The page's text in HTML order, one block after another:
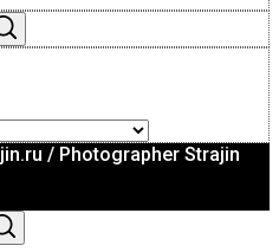
/ Photographer Strajin